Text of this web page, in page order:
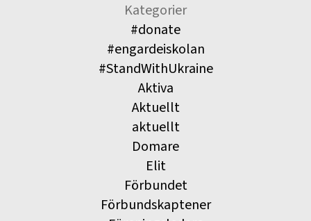
Kategorier
#donate
#engardeiskolan
#StandWithUkraine
Aktiva
Aktuellt
aktuellt
Domare
Elit
Förbundet
Förbundskaptener